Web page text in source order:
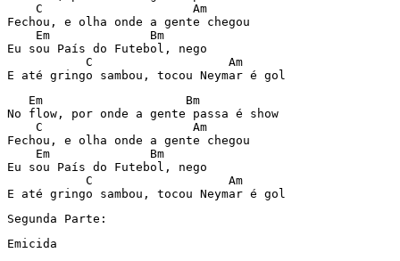
    C                     Am
Fechou, e olha onde a gente chegou
    Em              Bm
Eu sou País do Futebol, nego
           C                   Am
E até gringo sambou, tocou Neymar é gol
   Em                    Bm
No flow, por onde a gente passa é show
    C                     Am
Fechou, e olha onde a gente chegou
    Em              Bm
Eu sou País do Futebol, nego
           C                   Am
Segunda Parte:
Emicida